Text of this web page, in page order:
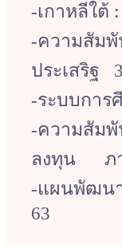
-เกาหลีใ
-ความสัม
ประเสริฐ
-ระบบกา
-ความสัมพั
ลงทุน ภา
-แผนพัฒน
63